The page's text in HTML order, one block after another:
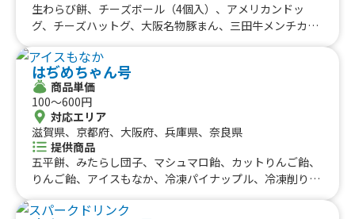
ッグケバブソース仕立て、焼鳥ホットドッグ、ホットドッ
ク、白州森香るハイボール、サンディーカクテル、サンデ
ィーサワー、アースフレンズ東京Zカクテル、アースフレ
ンズ東京Zサワー、日替り弁当、唐揚げ弁当、チルソーダa
ndチーズボール、チルソーダandチヂミ、チルソーダand
ヤンニョムチキン、チルソーダ、揚げオムク、クラフトビ
ール、バリカワ(3本)、大粒タコ焼き、角ハイボール、レモ
ンサワー、生ビール、ハリケーンポテト、群馬県産やまと
ぶた豚汁、上州名物豚もつ煮、上州名物豚もつ煮ご飯、キ
ャラメルポップコーン、特製ソーセージ 1本、煙突チュ
ロスのホットチョコ、ロングチュロス、煙突チュロスのホ
ットチョコレート、タコチヂミ、油淋鶏、ヤンニョムチキ
高知県
生わらび餅、チーズボール（4個入）、アメリカンドッ
グ、チーズハットグ、大阪名物豚まん、三田牛メンチカ
ル（5個入）、フリフリポテト、三田牛メンチカツ、コロ
ッケ弁当、たい焼き、牛タン串、チュロス、生ビール、角
ハイボール、酎ハイ、ノーアルコール、三田牛メンチカ
ツ、コロッケセット、その他サイドメニュー、牛丼、ふわ
ふわ果実かき氷、ハワイアンバーガー、かき氷（ふわふわ
氷）、生ビール、ハイボール、酎ハイ、ソフトドリンク、
かき氷、三田牛（メンチカツ、コロッケ）チーズハット
グ、チーズボール、フランクフルト、フライドポテト、ダ
ージーパイ、フランクフルト、ソフトドリンク、ダージー
はぢめちゃん号
商品単価
100〜600円
対応エリア
滋賀県、京都府、大阪府、兵庫県、奈良県
提供商品
五平餅、みたらし団子、マシュマロ飴、カットりんご飴、
りんご飴、アイスもなか、冷凍パイナップル、冷凍削りイ
棒、氷抹茶ラテ、おはぎ、ぜんざい、桜餅、ビール